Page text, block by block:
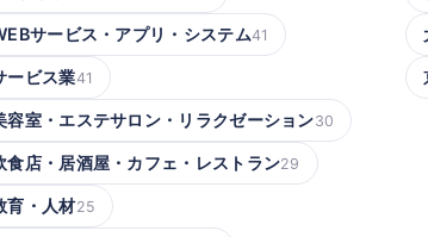
サービス・アプリ・システム41
ービス業41
容室・エステサロン・リラクゼーション30
食店・居酒屋・カフェ・レストラン29
育・人材25